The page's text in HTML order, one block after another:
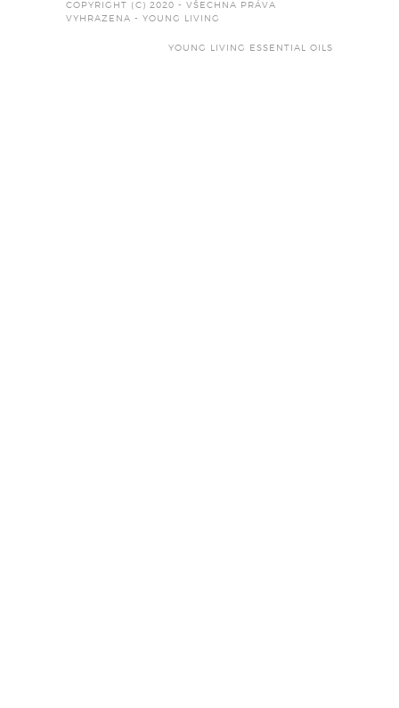
COPYRIGHT (C) 2020 - VŠECHNA PRÁVA
VYHRAZENA - YOUNG LIVING
YOUNG LIVING ESSENTIAL OILS